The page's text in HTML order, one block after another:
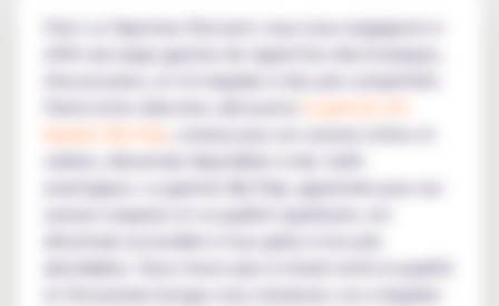
Chez Le Vapoteur Discount, nous nous engageons à
offrir une large gamme de cigarettes électroniques,
d'accessoires, et d’e-liquides à des prix compétitifs.
variées, désormais disponibles à des tarifs
avantageux. La gamme My Pulp, appréciée pour ses
saveurs exquises et sa qualité supérieure, est
désormais accessible à tous grâce à nos prix
abordables. Vous n'avez plus à choisir entre la qualité
et l'économie lorsque vous choisissez vos e-liquides